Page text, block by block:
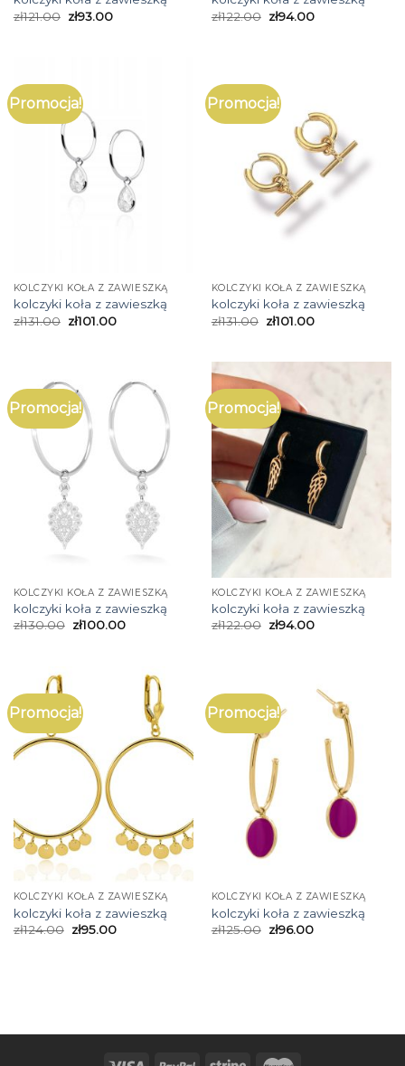
zł121.00 zł93.00
zł122.00 zł94.00
Promocja!
KOLCZYKI KOŁA Z ZAWIESZKĄ
kolczyki koła z zawieszką
zł131.00 zł101.00
Promocja!
KOLCZYKI KOŁA Z ZAWIESZKĄ
kolczyki koła z zawieszką
zł131.00 zł101.00
Promocja!
KOLCZYKI KOŁA Z ZAWIESZKĄ
kolczyki koła z zawieszką
zł130.00 zł100.00
Promocja!
KOLCZYKI KOŁA Z ZAWIESZKĄ
kolczyki koła z zawieszką
zł122.00 zł94.00
Promocja!
KOLCZYKI KOŁA Z ZAWIESZKĄ
kolczyki koła z zawieszką
zł124.00 zł95.00
Promocja!
KOLCZYKI KOŁA Z ZAWIESZKĄ
kolczyki koła z zawieszką
zł125.00 zł96.00